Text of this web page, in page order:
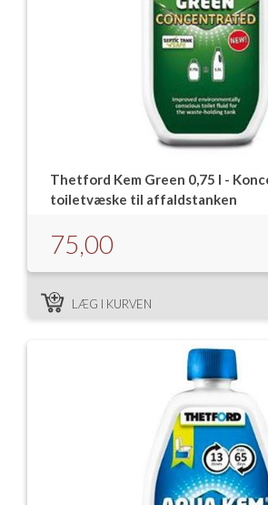
Thetford Kem Green 0,75 l -
toiletvæske til affaldstanken
75,00
LÆG I KURVEN